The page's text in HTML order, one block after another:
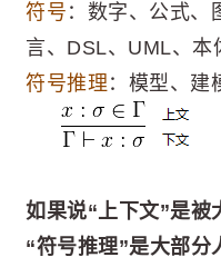
符号 ：数字、公式、
言、DSL、UML、本
符号推理：模型、建
如果说“上下文”是被
“符号推理”是大部分